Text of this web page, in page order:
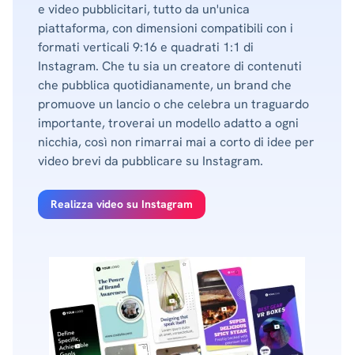
e video pubblicitari, tutto da un'unica
piattaforma, con dimensioni compatibili con i
formati verticali 9:16 e quadrati 1:1 di
Instagram. Che tu sia un creatore di contenuti
che pubblica quotidianamente, un brand che
promuove un lancio o che celebra un traguardo
importante, troverai un modello adatto a ogni
nicchia, così non rimarrai mai a corto di idee per
video brevi da pubblicare su Instagram.
Realizza video su Instagram